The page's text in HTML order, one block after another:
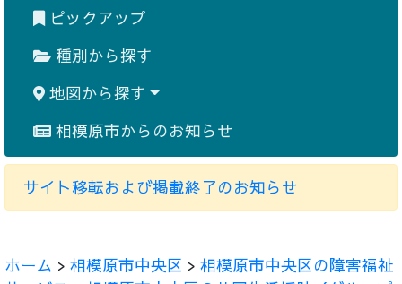
ピックアップ
種別から探す
地図から探す
相模原市からのお知らせ
サイト移転および掲載終了のお知らせ
ホーム > 相模原市中央区 > 相模原市中央区の障害福祉